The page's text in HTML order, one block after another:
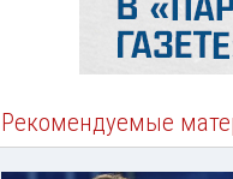
Рекомендуемые